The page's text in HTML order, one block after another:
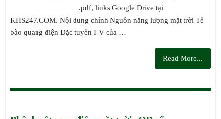
.pdf, links Google Drive tại
KHS247.COM. Nội dung chính Nguồn năng lượng mặt trời Tế
bào quang điện Đặc tuyến I-V của …
Read More...